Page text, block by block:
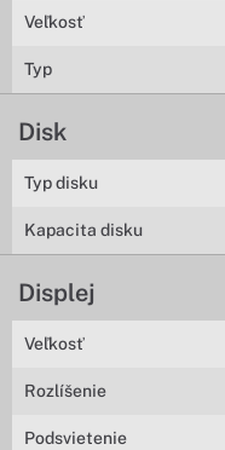
Veľkosť
Typ
Disk
Typ disku
Kapacita disku
Displej
Veľkosť
Rozlíšenie
Podsvietenie